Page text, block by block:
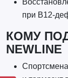
при B12-
КОМУ
NEWLINE